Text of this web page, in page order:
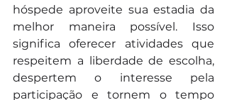
hóspede aproveite sua estadia da
melhor maneira possível. Isso
significa oferecer atividades que
respeitem a liberdade de escolha,
despertem o interesse pela
participação e tornem o tempo